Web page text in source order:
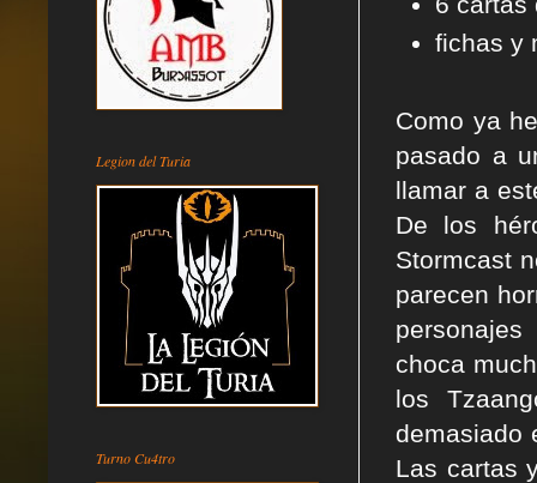
fichas y
Como ya
pasado a
llamar a
De los
Stormcast
parecen
choca
los
demasiado
Las cartas
Legion del Turia
Turno Cu4tro